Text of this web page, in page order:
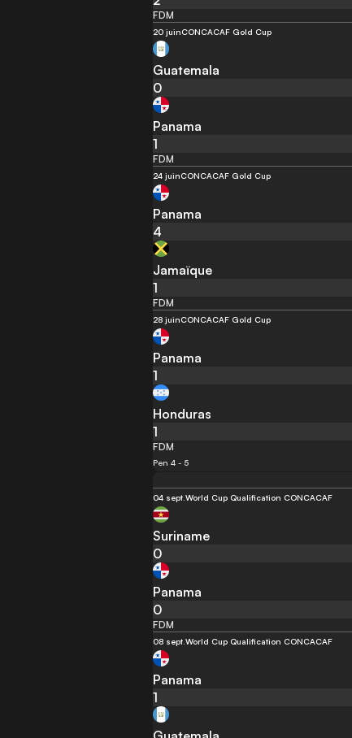
FDM
20 juinCONCACAF Gold Cup
Guatemala
0
Panama
1
FDM
24 juinCONCACAF Gold Cup
Panama
4
Jamaïque
1
FDM
28 juinCONCACAF Gold Cup
Panama
1
Honduras
1
FDM
Pen 4 - 5
04 sept.World Cup Qualification CONCACAF
Suriname
0
Panama
0
FDM
08 sept.World Cup Qualification CONCACAF
Panama
1